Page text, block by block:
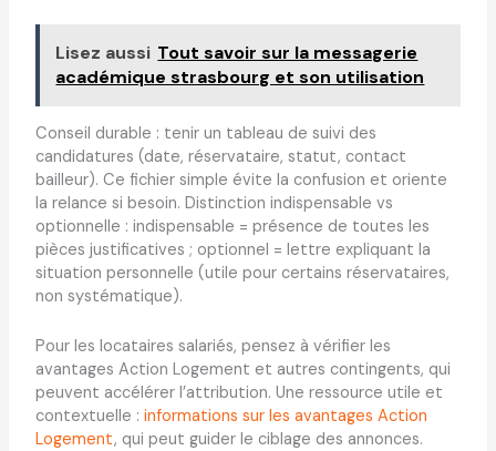
Lisez aussi Tout savoir sur la messagerie
académique strasbourg et son utilisation
Conseil durable : tenir un tableau de suivi des
candidatures (date, réservataire, statut, contact
bailleur). Ce fichier simple évite la confusion et oriente
la relance si besoin. Distinction indispensable vs
optionnelle : indispensable = présence de toutes les
pièces justificatives ; optionnel = lettre expliquant la
situation personnelle (utile pour certains réservataires,
non systématique).
Pour les locataires salariés, pensez à vérifier les
avantages Action Logement et autres contingents, qui
peuvent accélérer l’attribution. Une ressource utile et
contextuelle : informations sur les avantages Action
Logement, qui peut guider le ciblage des annonces.